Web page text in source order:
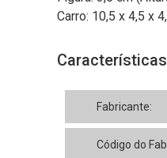
Carro: 10,5 x 4,5 x
Características
Fabricante:
Código do